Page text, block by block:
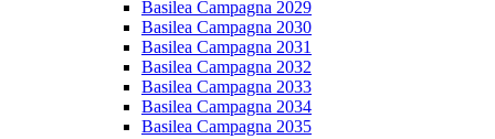
Basilea Campagna 2029
Basilea Campagna 2030
Basilea Campagna 2031
Basilea Campagna 2032
Basilea Campagna 2033
Basilea Campagna 2034
Basilea Campagna 2035